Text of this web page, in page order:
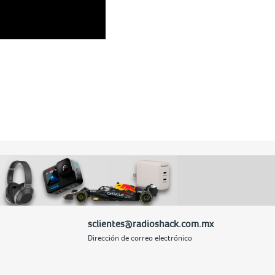
clientes.
la que responde de
sclientes@radioshack.com.mx
Dirección de correo electrónico